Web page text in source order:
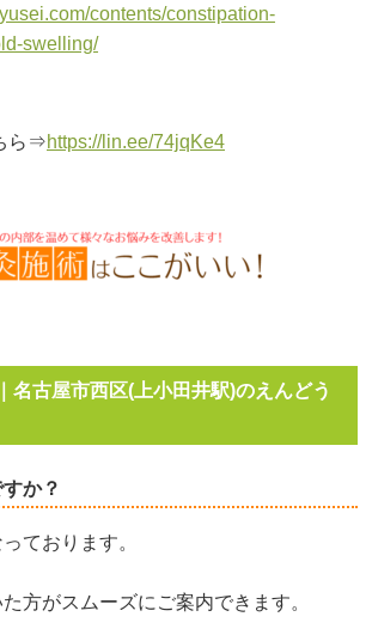
contents/constipation-
swelling/
ら⇒https://lin.ee/74jqKe4
名古屋市西区(上小田井駅)のえんどう
か？
ております。
方がスムーズにご案内できます。